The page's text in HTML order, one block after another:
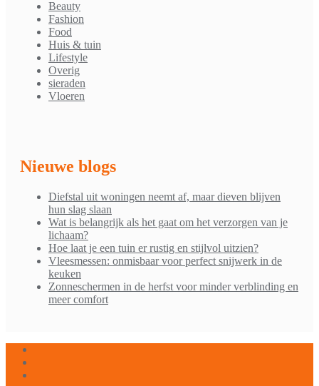
Beauty
Fashion
Food
Huis & tuin
Lifestyle
Overig
sieraden
Vloeren
Nieuwe blogs
Diefstal uit woningen neemt af, maar dieven blijven
hun slag slaan
Wat is belangrijk als het gaat om het verzorgen van je
lichaam?
Hoe laat je een tuin er rustig en stijlvol uitzien?
Vleesmessen: onmisbaar voor perfect snijwerk in de
keuken
Zonneschermen in de herfst voor minder verblinding en
meer comfort